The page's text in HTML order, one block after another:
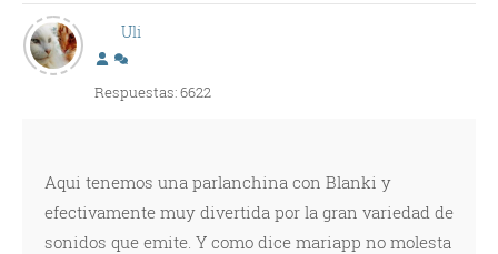
Uli
Respuestas: 6622
Aqui tenemos una parlanchina con Blanki y
efectivamente muy divertida por la gran variedad de
sonidos que emite. Y como dice mariapp no molesta